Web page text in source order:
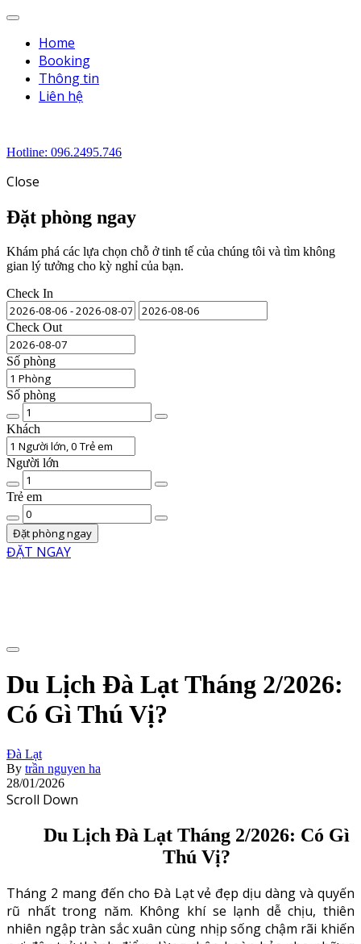
Menu
Home
Booking
Thông tin
Liên hệ
Hotline: 096.2495.746
Close
Đặt phòng ngay
Khám phá các lựa chọn chỗ ở tinh tế của chúng tôi và tìm không
gian lý tưởng cho kỳ nghỉ của bạn.
Check In
Check Out
Số phòng
Số phòng
Chất
lượng
phòng
Khách
Người lớn
lượng
người
lớn
Trẻ em
trẻ
emĐặt phòng ngay
ĐẶT NGAY
Menu
Du Lịch Đà Lạt Tháng 2/2026:
Có Gì Thú Vị?
Đà Lạt
By trần nguyen ha
28/01/2026
Scroll Down
Du Lịch Đà Lạt Tháng 2/2026: Có Gì
Thú Vị?
Tháng 2 mang đến cho Đà Lạt vẻ đẹp dịu dàng và quyến
rũ nhất trong năm. Không khí se lạnh dễ chịu, thiên
nhiên ngập tràn sắc xuân cùng nhịp sống chậm rãi khiến